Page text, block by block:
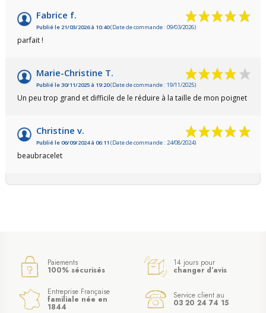
Fabrice f.
Publié le 21/03/2026 à 10:40(Date de commande : 09/03/2026)
parfait !
Marie-Christine T.
Publié le 30/11/2025 à 19:20(Date de commande : 19/11/2025)
Un peu trop grand et difficile de le réduire à la taille de mon poignet
Christine v.
Publié le 06/09/2024 à 06:11 (Date de commande : 24/08/2024)
beaubracelet
Paiements
100% sécurisés
14 jours pour
changer d’avis
Entreprise Française
familiale née en
1844
Service client au
03 20 24 74 15